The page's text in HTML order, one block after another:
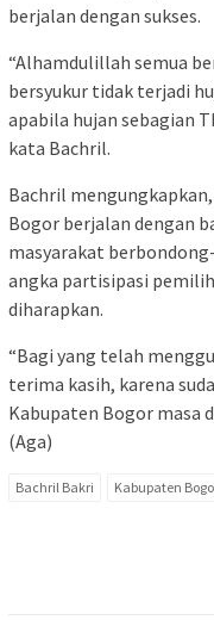
berjalan dengan sukses.
“Alhamdulillah semua
bersyukur tidak terjadi
apabila hujan sebagian
kata Bachril.
Bachril
Bogor berjalan dengan
masyarakat
angka partisipasi
diharapkan.
“Bagi yang telah
terima kasih, karena
Kabupaten Bogor masa
(Aga)
Bachril Bakri Kabupaten